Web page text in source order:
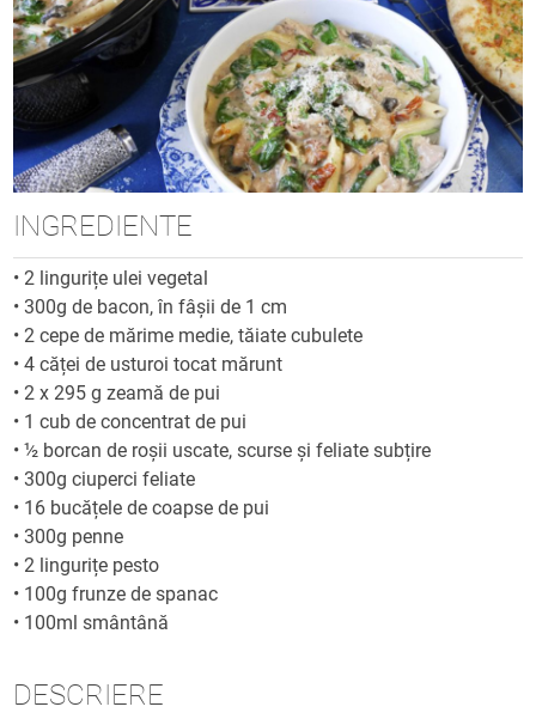
INGREDIENTE
• 2 lingurițe ulei vegetal
•300g de bacon, în fâșii de 1 cm
• 2 cepe de mărime medie, tăiate cubulete
•4 căței de usturoi tocat mărunt
• 2 x 295 g zeamă de pui
• 1 cub de concentrat de pui
•½ borcan de roșii uscate, scurse și feliate subțire
•300g ciuperci feliate
• 16 bucățele de coapse de pui
•300g penne
• 2 lingurițe pesto
• 100g frunze de spanac
• 100ml smântână
DESCRIERE